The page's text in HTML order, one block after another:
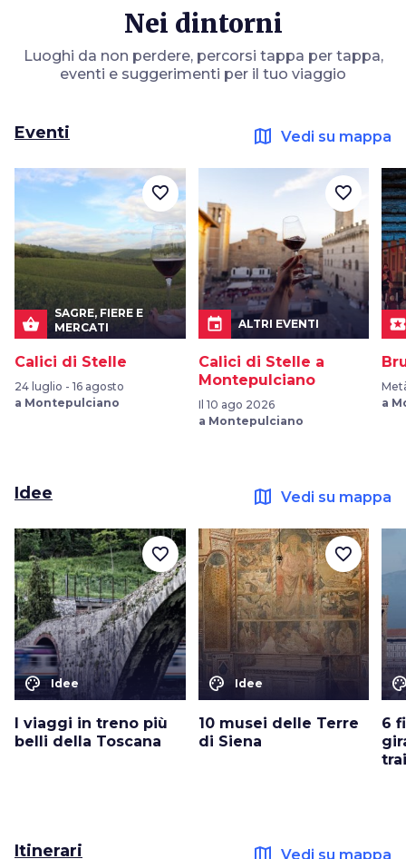
Nei dintorni
Luoghi da non perdere, percorsi tappa per tappa,
eventi e suggerimenti per il tuo viaggio
Eventi map Vedi su mappa
shopping_basket
SAGRE, FIERE E
MERCATI
Calici di Stelle
24 luglio - 16 agosto
a Montepulciano
favorite_border
event ALTRI EVENTI
Calici di Stelle a
Montepulciano
Il 10 ago 2026
a Montepulciano
favorite_border
a
Idee map Vedi su mappa
color_lens Idee
I viaggi in treno più
belli della Toscana
favorite_border
color_lens Idee
10 musei delle Terre
di Siena
favorite_border
6
Itinerari Vedi su mappa